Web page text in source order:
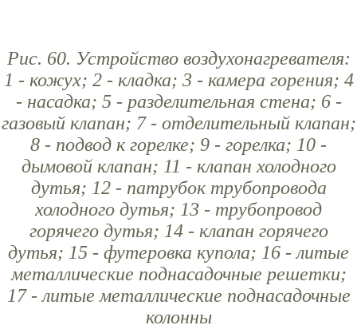
Рис. 60. Устройство воздухонагревателя:
1 - кожух; 2 - кладка; 3 - камера горения; 4
- насадка; 5 - разделительная стена; 6 -
газовый клапан; 7 - отделительный клапан;
8 - подвод к горелке; 9 - горелка; 10 -
дымовой клапан; 11 - клапан холодного
дутья; 12 - патрубок трубопровода
холодного дутья; 13 - трубопровод
горячего дутья; 14 - клапан горячего
дутья; 15 - футеровка купола; 16 - литые
металлические поднасадочные решетки;
17 - литые металлические поднасадочные
колонны